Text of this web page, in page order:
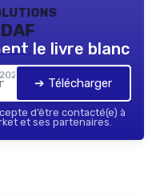
le livre blanc
➔ Télécharger
d’être contacté(e) à
et ses partenaires.